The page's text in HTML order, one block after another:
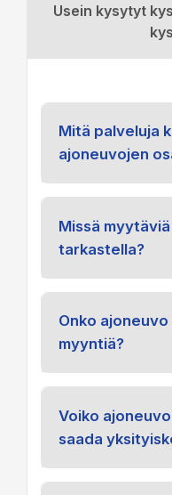
Usein kysytyt
Mitä palveluja
ajoneuvojen
Missä
tarkastella?
Onko
myyntiä?
Voiko
saada